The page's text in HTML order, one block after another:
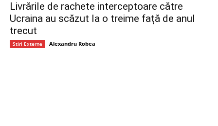
Livrările de rachete interceptoare către
Ucraina au scăzut la o treime față de anul
trecut
Stiri Externe Alexandru Robea